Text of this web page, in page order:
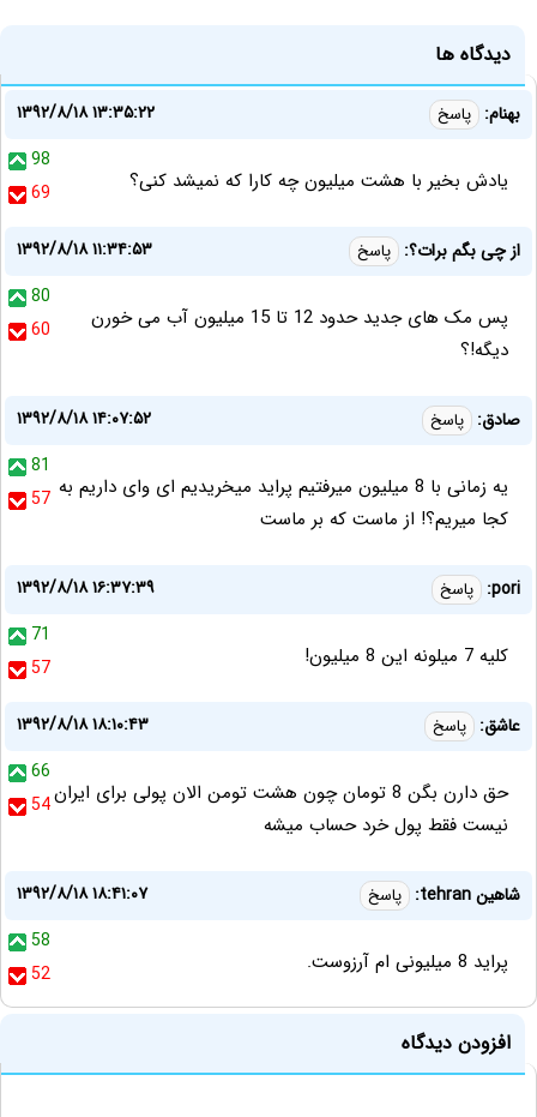
دیدگاه ها
بهنام: پاسخ
۱۳۹۲/۸/۱۸ ۱۳:۳۵:۲۲
98
69
یادش بخیر با هشت میلیون چه کارا که نمیشد کنی؟
از چی بگم برات؟: پاسخ
۱۳۹۲/۸/۱۸ ۱۱:۳۴:۵۳
80
60
پس مک های جدید حدود 12 تا 15 میلیون آب می خورن
دیگه!؟
صادق: پاسخ
۱۳۹۲/۸/۱۸ ۱۴:۰۷:۵۲
81
57 یه زمانی با 8 میلیون میرفتیم پراید میخریدیم ای وای داریم به
کجا میریم؟! از ماست که بر ماست
pori: پاسخ
۱۳۹۲/۸/۱۸ ۱۶:۳۷:۳۹
71
57
کلیه 7 میلونه این 8 میلیون!
عاشق: پاسخ
۱۳۹۲/۸/۱۸ ۱۸:۱۰:۴۳
66
54حق دارن بگن 8 تومان چون هشت تومن الان پولی برای ایران
نیست فقط پول خرد حساب میشه
شاهین tehran: پاسخ
۱۳۹۲/۸/۱۸ ۱۸:۴۱:۰۷
58
52
پراید 8 میلیونی ام آرزوست.
افزودن دیدگاه